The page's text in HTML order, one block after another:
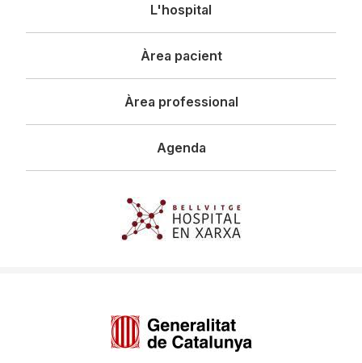
principal
L'hospital
Àrea pacient
Àrea professional
Agenda